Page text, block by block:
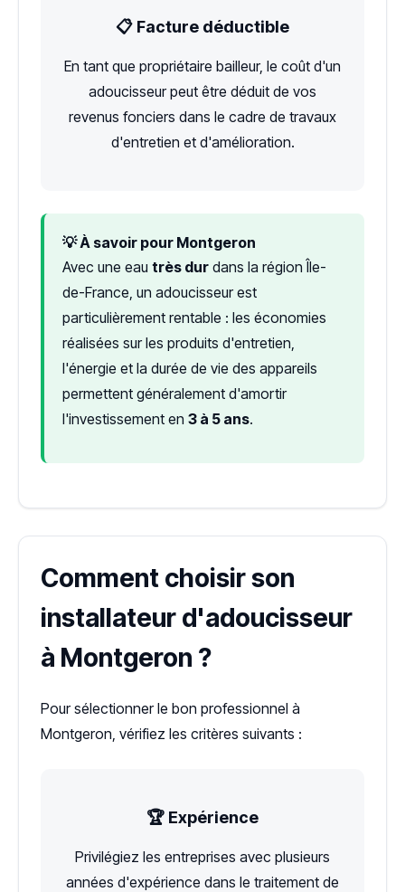
📋 Facture déductible
En tant que propriétaire bailleur, le coût d'un
adoucisseur peut être déduit de vos
revenus fonciers dans le cadre de travaux
d'entretien et d'amélioration.
💡 À savoir pour Montgeron
Avec une eau très dur dans la région Île-
de-France, un adoucisseur est
particulièrement rentable : les économies
réalisées sur les produits d'entretien,
l'énergie et la durée de vie des appareils
permettent généralement d'amortir
l'investissement en 3 à 5 ans.
Comment choisir son
installateur d'adoucisseur
à Montgeron ?
Pour sélectionner le bon professionnel à
Montgeron, vérifiez les critères suivants :
🏆 Expérience
Privilégiez les entreprises avec plusieurs
années d'expérience dans le traitement de